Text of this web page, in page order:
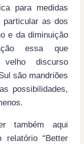
para medidas
as dos
e da diminuição
essa que
discurso
são mandriões
possibilidades,
também aqui
“Better